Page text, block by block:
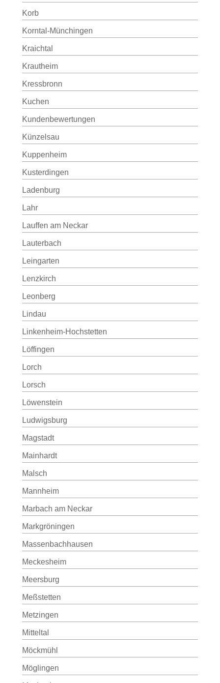
Korb
Korntal-Münchingen
Kraichtal
Krautheim
Kressbronn
Kuchen
Kundenbewertungen
Künzelsau
Kuppenheim
Kusterdingen
Ladenburg
Lahr
Lauffen am Neckar
Lauterbach
Leingarten
Lenzkirch
Leonberg
Lindau
Linkenheim-Hochstetten
Löffingen
Lorch
Lorsch
Löwenstein
Ludwigsburg
Magstadt
Mainhardt
Malsch
Mannheim
Marbach am Neckar
Markgröningen
Massenbachhausen
Meckesheim
Meersburg
Meßstetten
Metzingen
Mitteltal
Möckmühl
Möglingen